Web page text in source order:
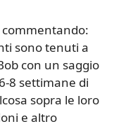
sono tenuti a
con un saggio
8 settimane di
sopra le loro
e altro